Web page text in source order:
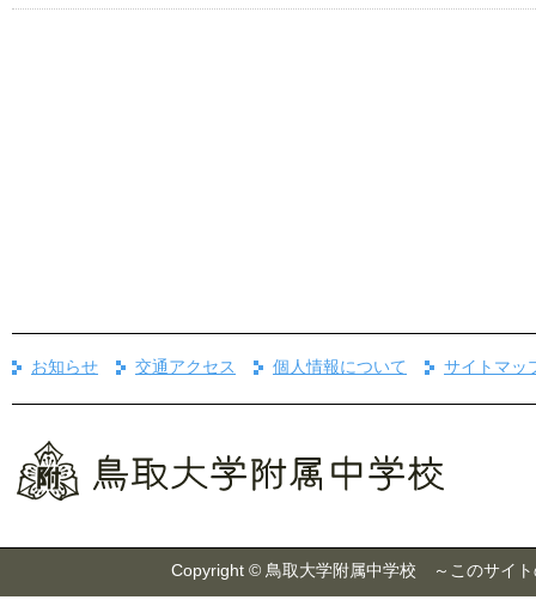
お知らせ 交通アクセス 個人情報について サイトマッ
Copyright © 鳥取大学附属中学校 ～このサイト